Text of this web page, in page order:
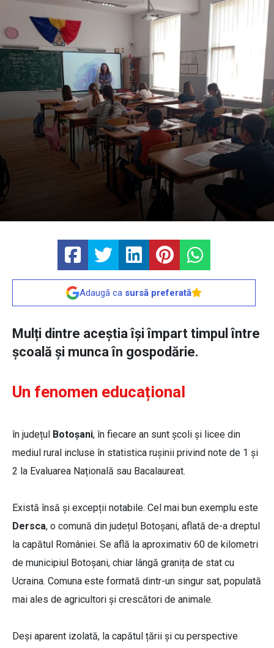
Adaugă ca sursă preferată
Mulți dintre aceștia își împart timpul între
școală și munca în gospodărie.
Un fenomen educațional
în județul Botoșani, în fiecare an sunt școli și licee din
mediul rural incluse în statistica rușinii privind note de 1 și
2 la Evaluarea Națională sau Bacalaureat.
Există însă și excepții notabile. Cel mai bun exemplu este
Dersca, o comună din județul Botoșani, aflată de-a dreptul
la capătul României. Se află la aproximativ 60 de kilometri
de municipiul Botoșani, chiar lângă granița de stat cu
Ucraina. Comuna este formată dintr-un singur sat, populată
mai ales de agricultori și crescători de animale.
Deși aparent izolată, la capătul țării și cu perspective